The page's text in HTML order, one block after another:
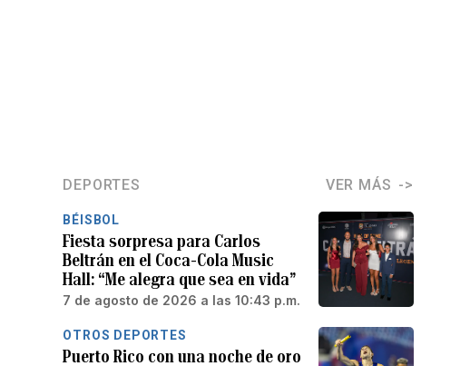
DEPORTES VER MÁS
BÉISBOL
Fiesta sorpresa para Carlos
Beltrán en el Coca-Cola Music
Hall: “Me alegra que sea en vida”
7 de agosto de 2026 a las 10:43 p.m.
OTROS DEPORTES
Puerto Rico con una noche de oro